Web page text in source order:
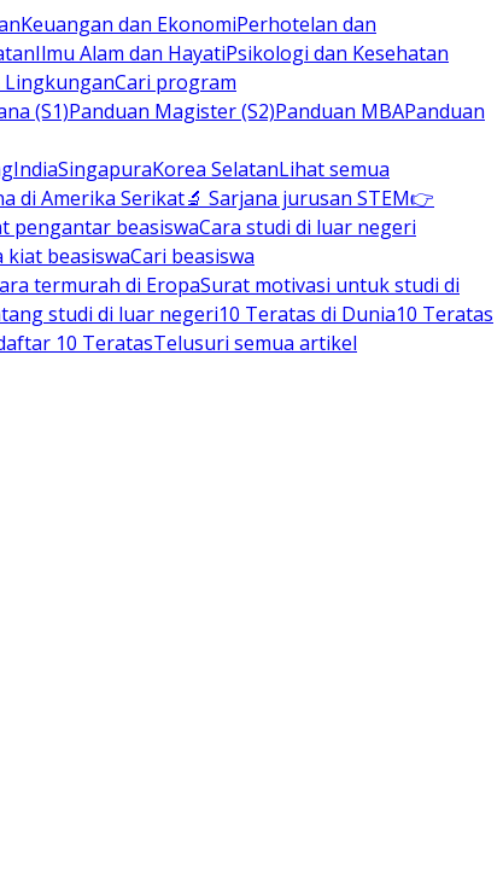
Keuangan dan EkonomiPerhotelan dan
Ilmu Alam dan HayatiPsikologi dan Kesehatan
Cari program
(S1)Panduan Magister (S2)Panduan MBAPanduan
IndiaSingapuraKorea SelatanLihat semua
di Amerika Serikat🔬 Sarjana jurusan STEM👉
pengantar beasiswaCara studi di luar negeri
beasiswaCari beasiswa
termurah di EropaSurat motivasi untuk studi di
studi di luar negeri10 Teratas di Dunia10 Teratas
10 TeratasTelusuri semua artikel